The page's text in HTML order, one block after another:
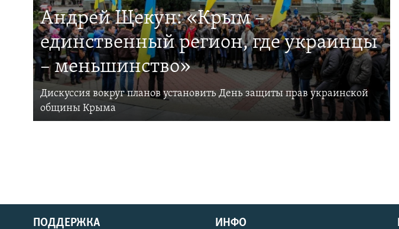
Андрей Щекун: «Крым –
единственный регион, где украинцы
– меньшинство»
Дискуссия вокруг планов установить День защиты прав украинской
общины Крыма
ПОДДЕРЖКА ИНФО